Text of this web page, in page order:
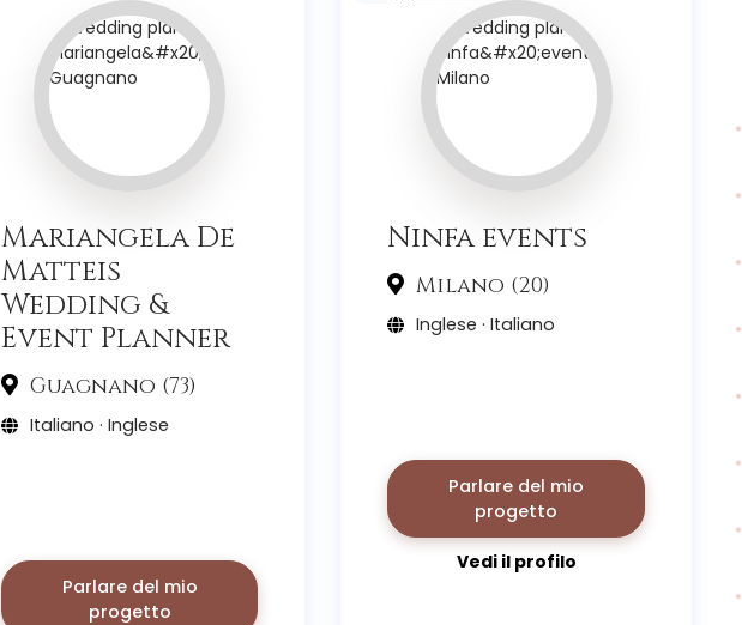
Mariangela De
Matteis
Wedding &
Event Planner
Guagnano (73)
Italiano · Inglese
Parlare del mio
progetto
Ninfa events
Milano (20)
Inglese · Italiano
Parlare del mio
progetto
Vedi il profilo